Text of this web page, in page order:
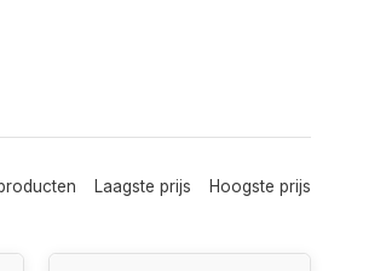
Laagste prijs Hoogste prijs